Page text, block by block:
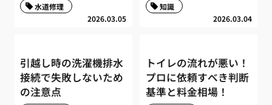
2026.03.05
水道修理
2026.03.04
知識
引越し時の洗濯機排水
接続で失敗しないため
の注意点
トイレの流れが悪い！
プロに依頼すべき判断
基準と料金相場！